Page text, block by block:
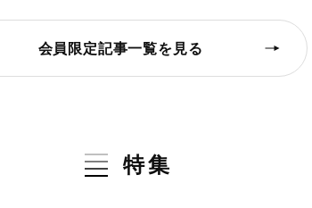
会員限定記事一覧を見る
特集